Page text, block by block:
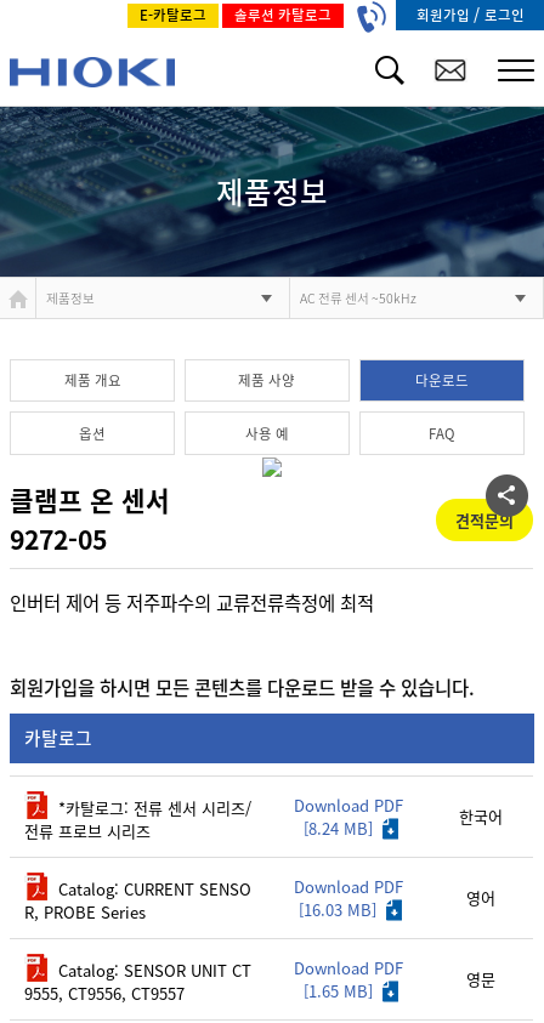
E-카탈로그 솔루션 카탈로그 회원가입 / 로그인
제품정보
제품정보 AC 전류 센서 ~50kHz
클램프 온 센서
9272-05
견적문의
인버터 제어 등 저주파수의 교류전류측정에 최적
제품 개요 제품 사양 다운로드
옵션 사용 예 FAQ
회원가입을 하시면 모든 콘텐츠를 다운로드 받을 수 있습니다.
카탈로그
*카탈로그: 전류 센서 시리즈/
전류 프로브 시리즈
Download PDF
[8.24 MB]
한국어
Catalog: CURRENT SENSO
R, PROBE Series
Download PDF
[16.03 MB]
영어
Catalog: SENSOR UNIT CT
9555, CT9556, CT9557
Download PDF
[1.65 MB]
영문